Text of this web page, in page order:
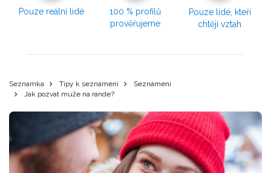
Pouze reální lidé
100 % profilů
prověřujeme
Pouze lidé, kteří
chtějí vztah
Seznamka Tipy k seznámení
Seznámení
Jak pozvat muže na rande?